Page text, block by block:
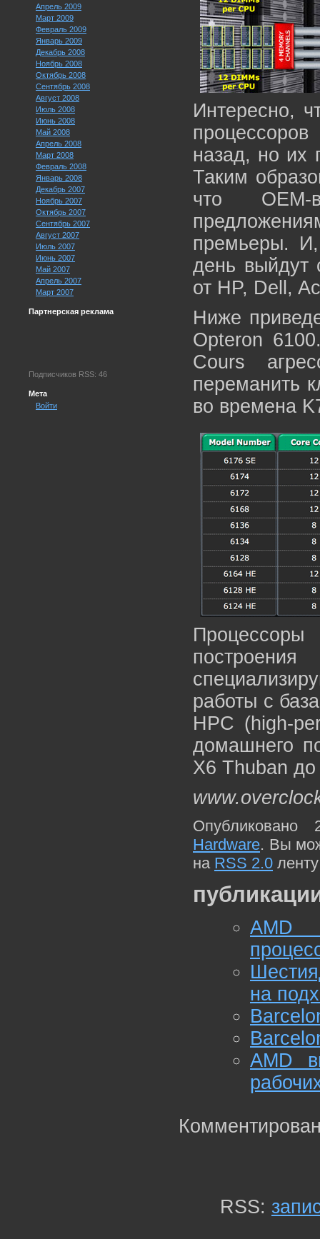
Апрель 2009
Март 2009
Февраль 2009
Январь 2009
Декабрь 2008
Ноябрь 2008
Октябрь 2008
Сентябрь 2008
Август 2008
Июль 2008
Июнь 2008
Май 2008
Апрель 2008
Март 2008
Февраль 2008
Январь 2008
Декабрь 2007
Ноябрь 2007
Октябрь 2007
Сентябрь 2007
Август 2007
Июль 2007
Июнь 2007
Май 2007
Апрель 2007
Март 2007
Партнерская реклама
Подписчиков RSS: 46
Мета
Войти
Интересно,
назад, но их
Таким
что
премьеры.
день выйдут
от HP, Dell,
Ниже
Opteron
Cours
переманить
во времена
работы с
HPC (high-
домашнего
X6 Thuban до
Hardware. Вы
на RSS 2.0
AMD
на
AMD
RSS: